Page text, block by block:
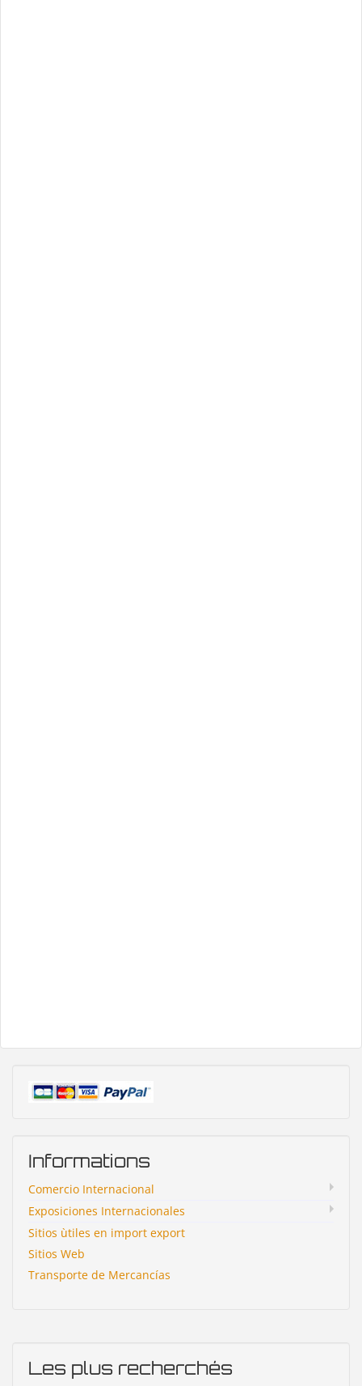
Informations
Comercio Internacional
Exposiciones Internacionales
Sitios ùtiles en import export
Sitios Web
Transporte de Mercancías
Les plus recherchés